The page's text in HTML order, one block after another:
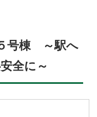
号棟 ～駅へ
全に～